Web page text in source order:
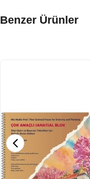
Benzer Ürünler